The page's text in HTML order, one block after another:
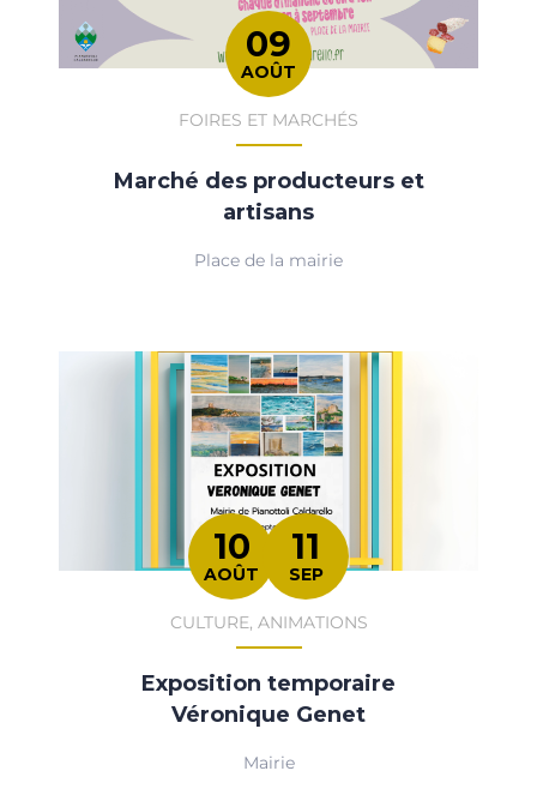
FOIRES ET MARCHÉS
Marché des producteurs et
artisans
09
AOÛT
Place de la mairie
CULTURE, ANIMATIONS
Exposition temporaire
Véronique Genet
10
AOÛT
11
SEP
Mairie